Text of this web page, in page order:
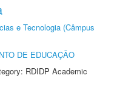
e Tecnologia (Câmpus
DE EDUCAÇÃO
RDIDP Academic